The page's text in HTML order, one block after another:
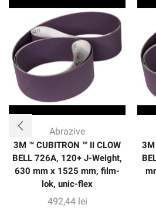
Abrazive
3M ™ CUBITRON ™ II CLOW
BELL 726A, 120+ J-Weight,
630 mm x 1525 mm, film-
lok, unic-flex
492,44 lei
3M